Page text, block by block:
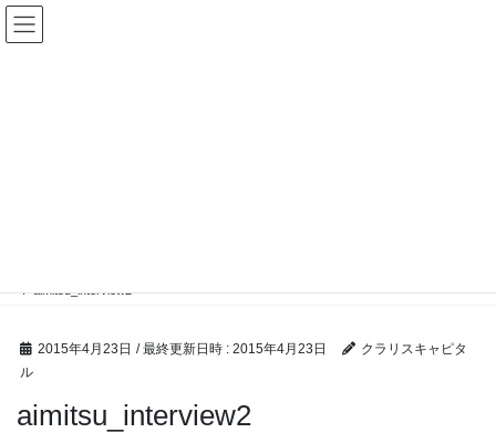
コ
ン
ナ
ビ
aimitsu_interview2
2015年4月23日 / 最終更新日時 : 2015年4月23日
クラリスキャピタ
ル
aimitsu_interview2